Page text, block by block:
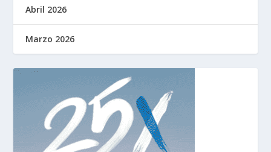
Abril 2026
Marzo 2026